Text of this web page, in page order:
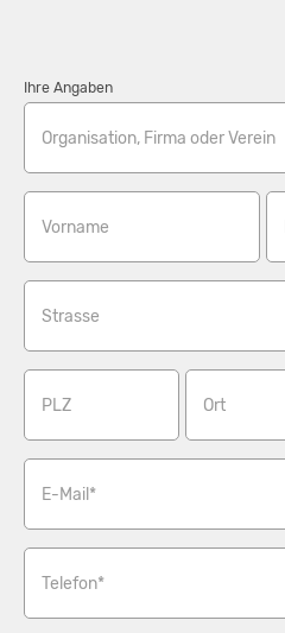
Ihre Angaben
Organisation, Firma oder Verein
Vorname
Strasse
PLZ Ort
E-Mail*
Telefon*